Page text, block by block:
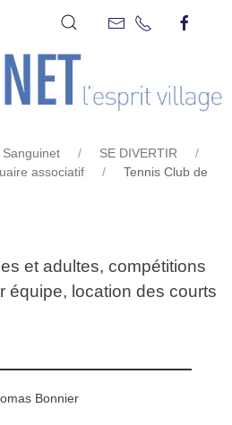
SANGUINET
SE DIVERTIR
associatif
Tennis Club de
et adultes, compétitions
équipe, location des courts
Bonnier